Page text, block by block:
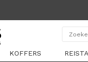
KOFFERS